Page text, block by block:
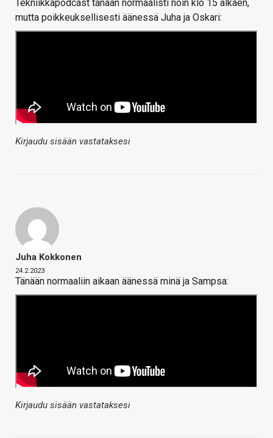
Tekniikkapodcast tänään normaalisti noin klo 15 alkaen,
mutta poikkeuksellisesti äänessä Juha ja Oskari:
Kirjaudu sisään vastataksesi
Juha Kokkonen
24.2.2023
Tänään normaaliin aikaan äänessä minä ja Sampsa:
Kirjaudu sisään vastataksesi